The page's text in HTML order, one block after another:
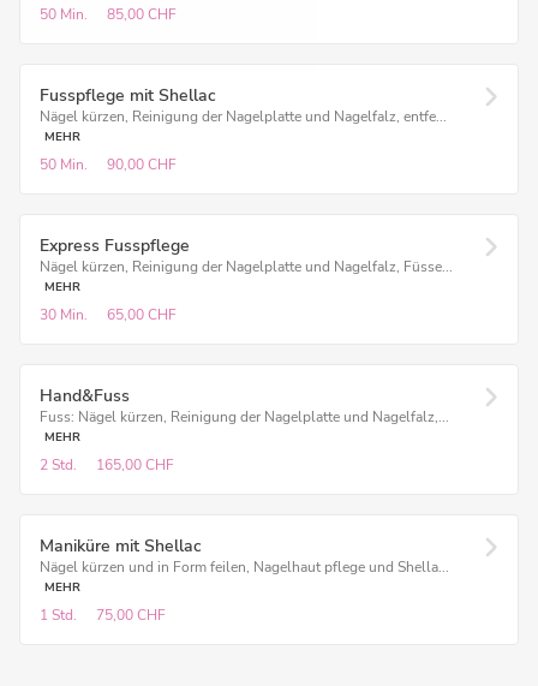
50 Min. 85,00 CHF
Fusspflege mit Shellac
Nägel kürzen, Reinigung der Nagelplatte und Nagelfalz, entfe...
MEHR
50 Min. 90,00 CHF
Express Fusspflege
Nägel kürzen, Reinigung der Nagelplatte und Nagelfalz, Füsse...
MEHR
30 Min. 65,00 CHF
Hand&Fuss
Fuss: Nägel kürzen, Reinigung der Nagelplatte und Nagelfalz,...
MEHR
2 Std. 165,00 CHF
Maniküre mit Shellac
Nägel kürzen und in Form feilen, Nagelhaut pflege und Shella...
MEHR
1 Std. 75,00 CHF